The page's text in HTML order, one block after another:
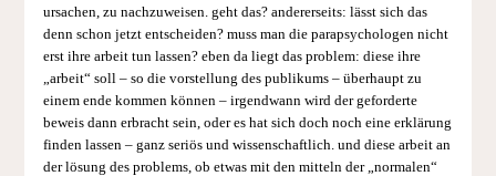
ursachen, zu nachzuweisen. geht das? andererseits: lässt sich das
denn schon jetzt entscheiden? muss man die parapsychologen nicht
erst ihre arbeit tun lassen? eben da liegt das problem: diese ihre
„arbeit“ soll – so die vorstellung des publikums – überhaupt zu
einem ende kommen können – irgendwann wird der geforderte
beweis dann erbracht sein, oder es hat sich doch noch eine erklärung
finden lassen – ganz seriös und wissenschaftlich. und diese arbeit an
der lösung des problems, ob etwas mit den mitteln der „normalen“